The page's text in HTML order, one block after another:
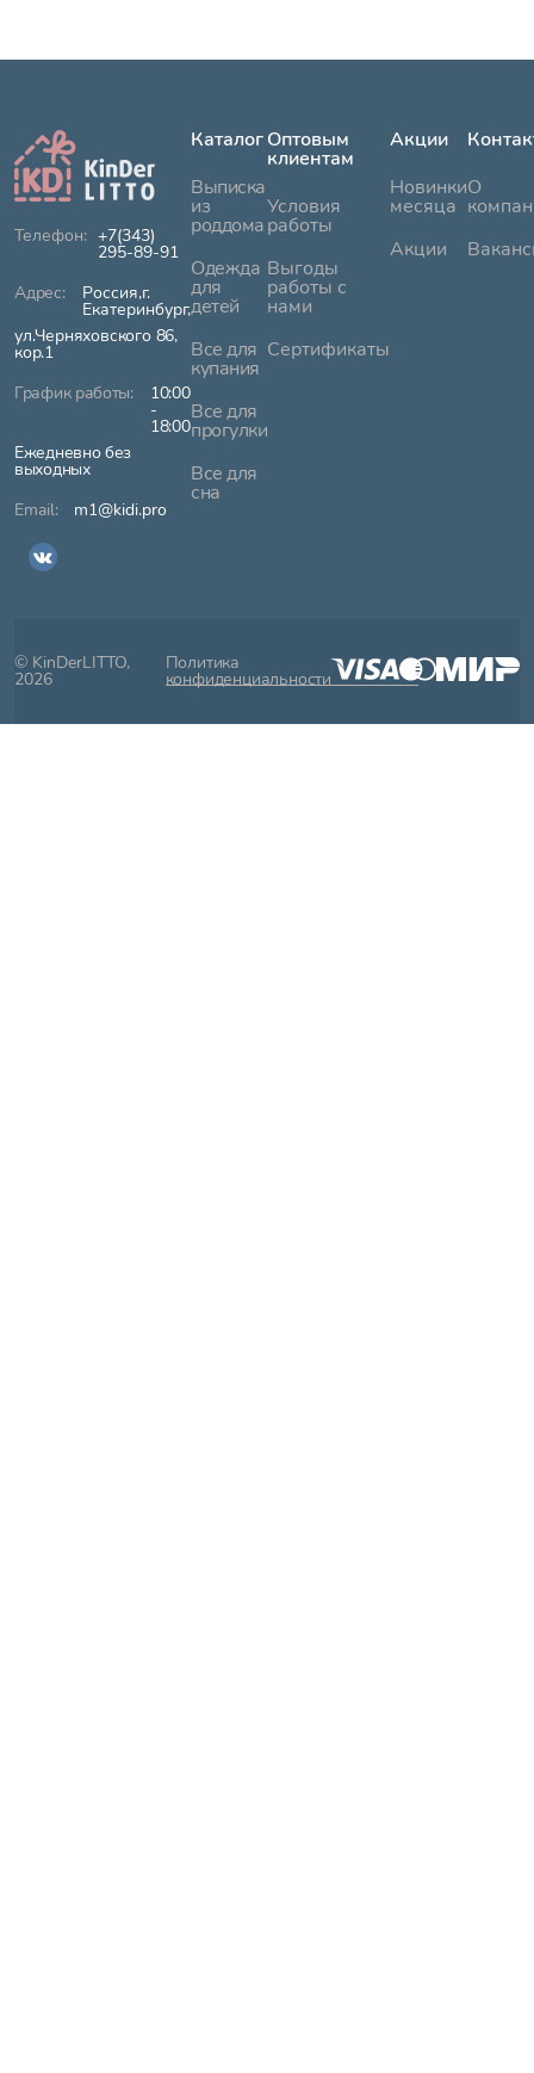
+7(343)
295-89-91
Россия,г.
Екатеринбург,
ул.Черняховского 86,
кор.1
10:00
-
18:00
Ежедневно без
выходных
m1@kidi.pro
Каталог
Выписка
из
роддома
Одежда
для
детей
Все для
купания
Все для
прогулки
Все для
сна
Оптовым
клиентам
Условия
работы
Выгоды
работы с
нами
Сертификаты
Акции
Новинки
месяца
Акции
О
© KinDerLITTO,
2026
Политика
конфиденциальности